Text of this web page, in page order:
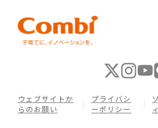
ウェブサイトか
らのお願い
プライバシ
ーポリシー